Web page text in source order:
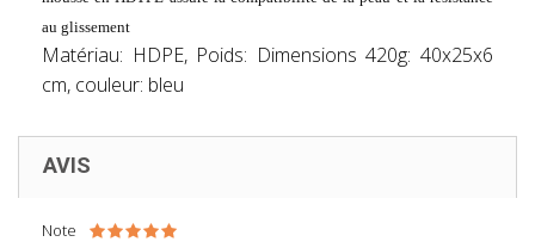
au glissement
Matériau: HDPE, Poids: Dimensions 420g: 40x25x6
cm, couleur: bleu
AVIS
Note